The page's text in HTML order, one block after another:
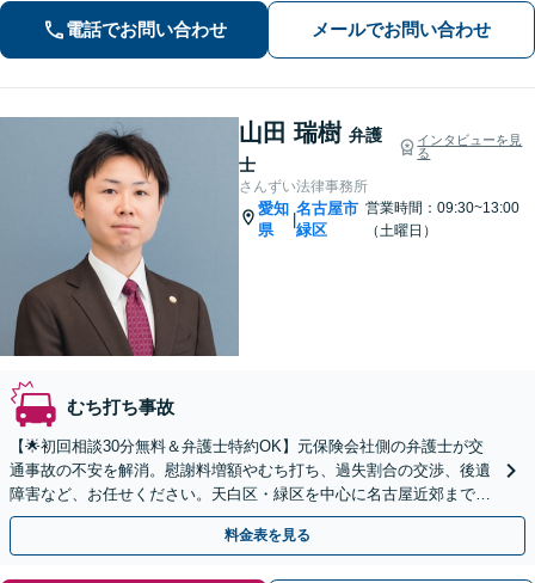
業展開できるよう、法律家の視点でサ
ポートします！【御器所駅／桜山駅徒
電話でお問い合わせ メールでお問い合わせ
山田 瑞樹 弁護
士
インタビューを見
る
さんずい法律事務所
愛知
県
名古屋市
緑区
営業時間：09:30~13:00
（土曜日）
むち打ち事故
【🌟初回相談30分無料＆弁護士特約OK】元保険会社側の弁護士が交
通事故の不安を解消。慰謝料増額やむち打ち、過失割合の交渉、後遺
障害など、お任せください。天白区・緑区を中心に名古屋近郊まで地
域密着で対応。【夜間・土曜日面談OK｜駐車場完備】
料金表を見る